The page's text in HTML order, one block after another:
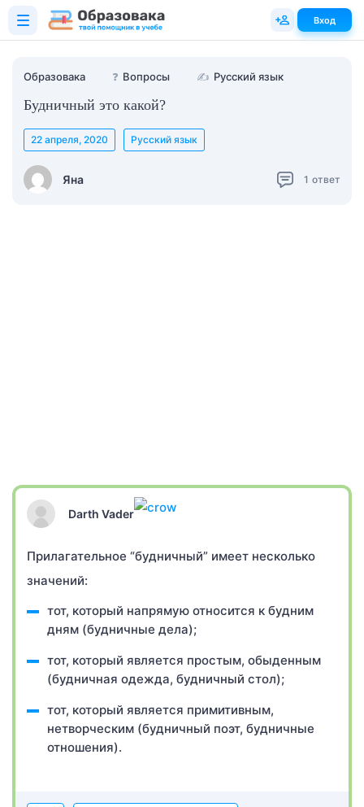
Образовака ❓ Вопросы ✍ Русский язык
Будничный это какой?
Яна
22 апреля, 2020 Русский язык
1 ответ
Darth Vader
Прилагательное “будничный” имеет несколько
значений:
тот, который напрямую относится к будним
дням (будничные дела);
тот, который является простым, обыденным
(будничная одежда, будничный стол);
тот, который является примитивным,
нетворческим (будничный поэт, будничные
отношения).
Вход